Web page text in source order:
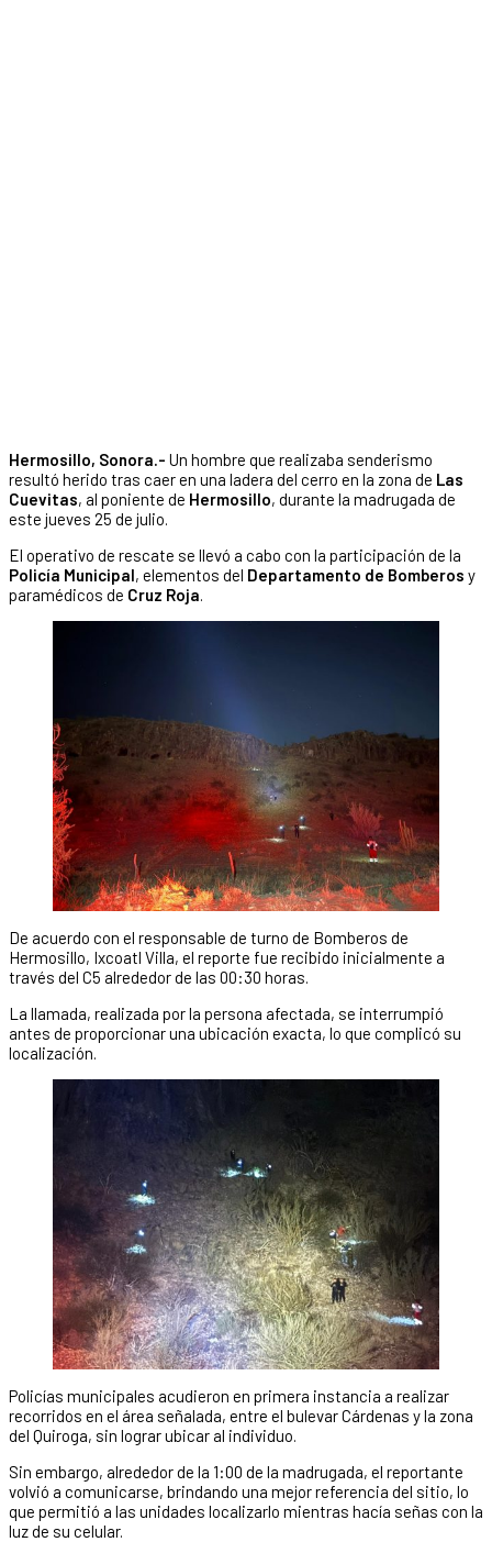
Hermosillo, Sonora.- Un hombre que realizaba senderismo
resultó herido tras caer en una ladera del cerro en la zona de Las
Cuevitas, al poniente de Hermosillo, durante la madrugada de
este jueves 25 de julio.
El operativo de rescate se llevó a cabo con la participación de la
Policía Municipal, elementos del Departamento de Bomberos y
paramédicos de Cruz Roja.
De acuerdo con el responsable de turno de Bomberos de
Hermosillo, Ixcoatl Villa, el reporte fue recibido inicialmente a
través del C5 alrededor de las 00:30 horas.
La llamada, realizada por la persona afectada, se interrumpió
antes de proporcionar una ubicación exacta, lo que complicó su
localización.
Policías municipales acudieron en primera instancia a realizar
recorridos en el área señalada, entre el bulevar Cárdenas y la zona
del Quiroga, sin lograr ubicar al individuo.
Sin embargo, alrededor de la 1:00 de la madrugada, el reportante
volvió a comunicarse, brindando una mejor referencia del sitio, lo
que permitió a las unidades localizarlo mientras hacía señas con la
luz de su celular.